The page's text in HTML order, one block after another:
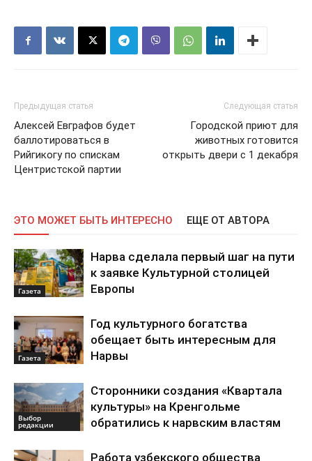
Предыдущая статья
Алексей Евграфов будет
баллотироваться в
Рийгикогу по спискам
Центристской партии
Следующая статья
Городской приют для
животных готовится
открыть двери с 1 декабря
ЭТО МОЖЕТ БЫТЬ ИНТЕРЕСНО ЕЩЕ ОТ АВТОРА
Газета
Нарва сделала первый шаг на пути
к заявке Культурной столицей
Европы
Газета
Год культурного богатства
обещает быть интересным для
Нарвы
Выбор
редакции
Сторонники создания «Квартала
культуры» на Кренгольме
обратились к нарвским властям
Работа узбекского общества